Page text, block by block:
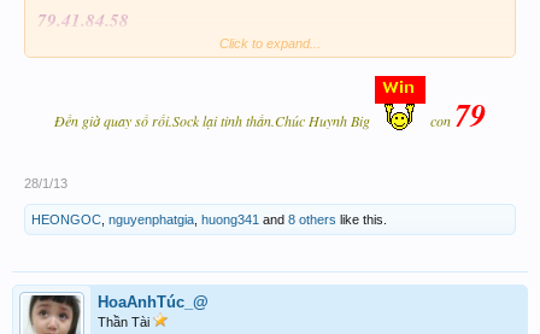
79.41.84.58
AB 79.56.58.59
Click to expand...
Đến giờ quay số rồi.Sock lại tinh thần.Chúc Huynh Big con 79
28/1/13
HEONGOC nguyenphatgia huong341 and 8 others like this.
HoaAnhTúc_@
Thần Tài